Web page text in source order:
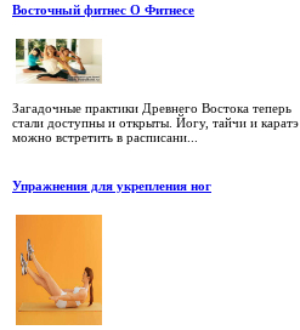
Восточный фитнес О Фитнесе
Загадочные практики Древнего Востока теперь
стали доступны и открыты. Йогу, тайчи и каратэ
можно встретить в расписани...
Упражнения для укрепления ног